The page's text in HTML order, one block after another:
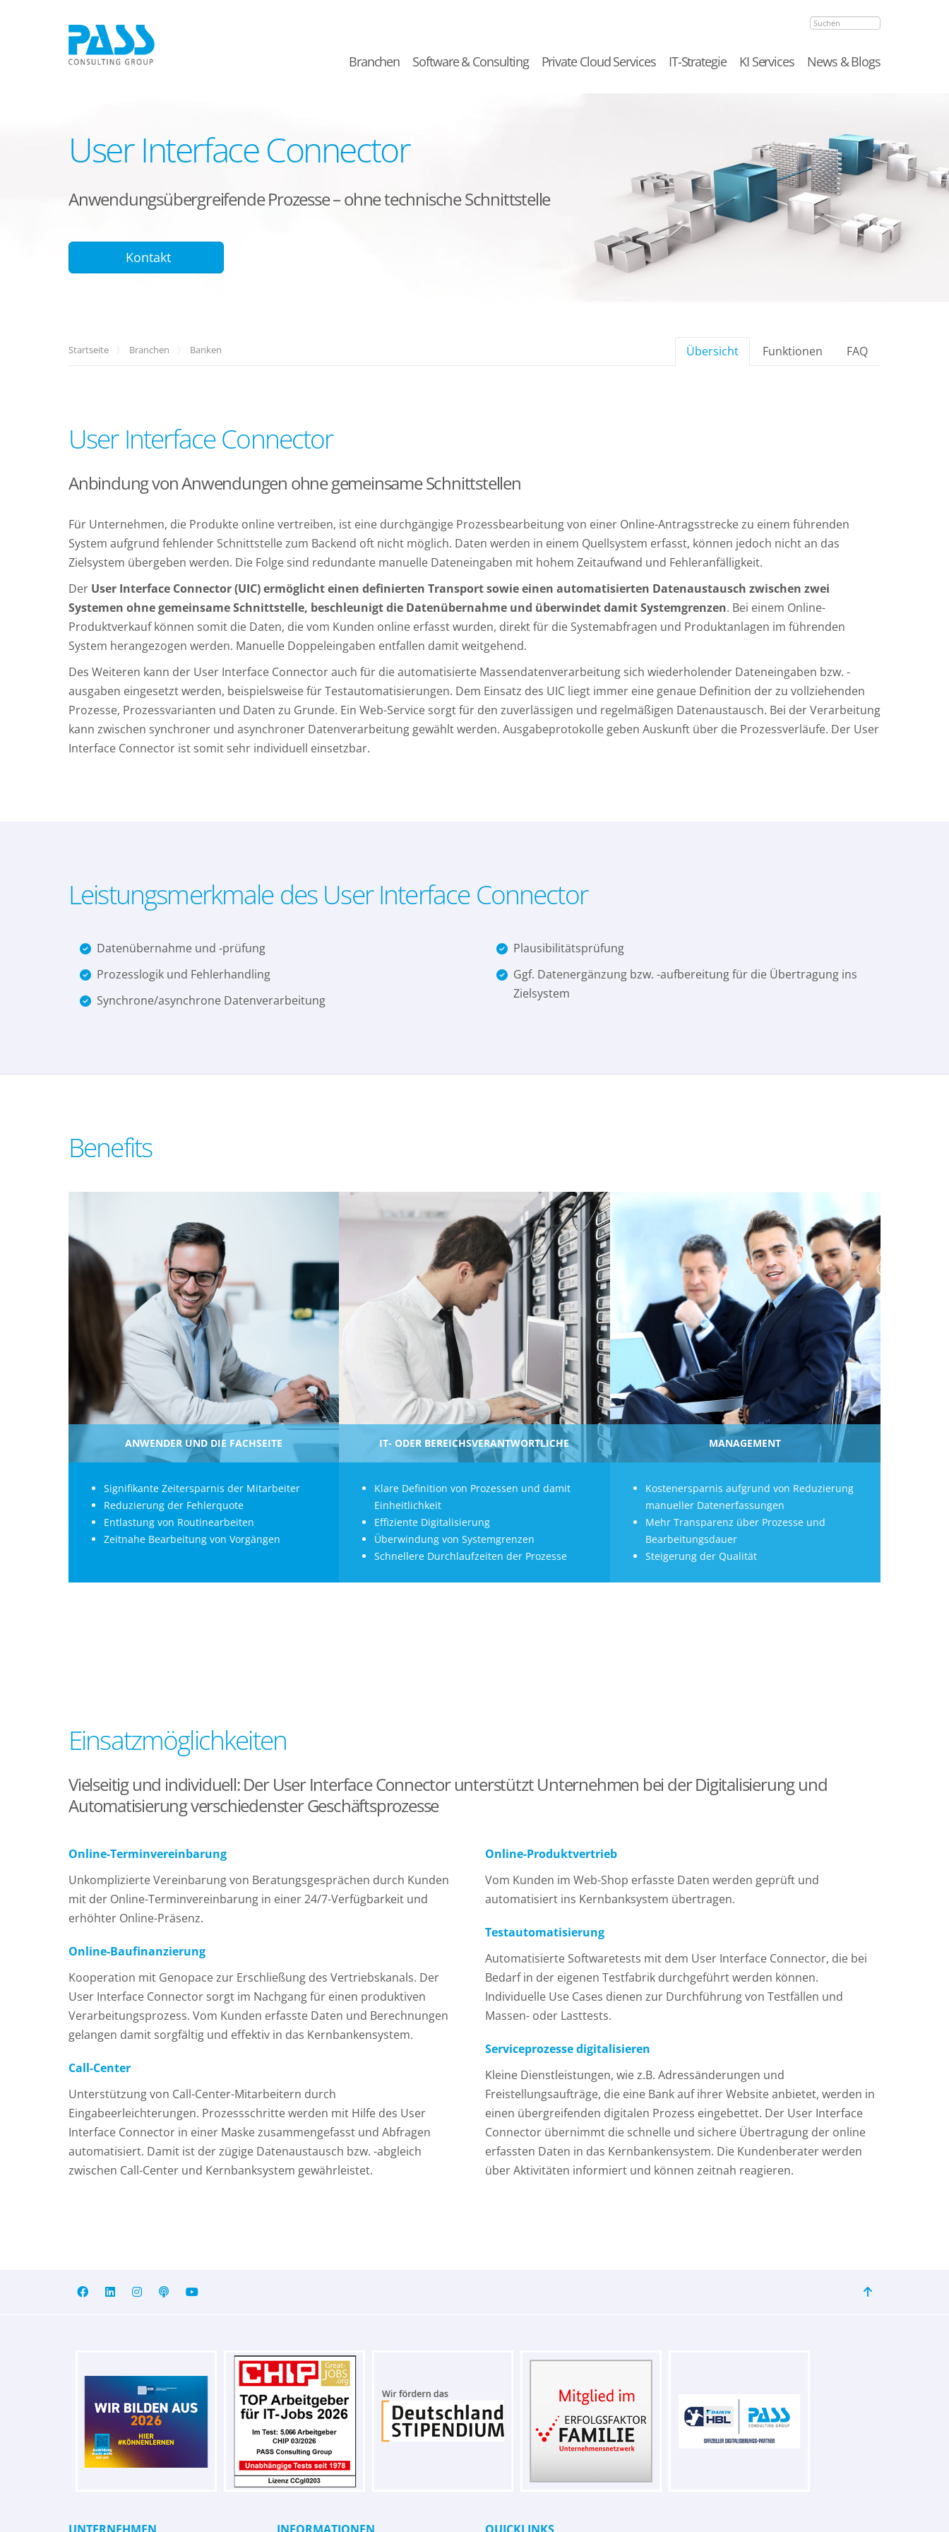
Suchen
Branchen Software & Consulting Private Cloud Services IT-Strategie KI Services News & Blogs
User Interface Connector
Anwendungsübergreifende Prozesse – ohne technische Schnittstelle
Kontakt
Startseite Branchen Banken Übersicht Funktionen FAQ
User Interface Connector
Anbindung von Anwendungen ohne gemeinsame Schnittstellen
Für Unternehmen, die Produkte online vertreiben, ist eine durchgängige Prozessbearbeitung von einer Online-Antragsstrecke zu einem führenden
System aufgrund fehlender Schnittstelle zum Backend oft nicht möglich. Daten werden in einem Quellsystem erfasst, können jedoch nicht an das
Zielsystem übergeben werden. Die Folge sind redundante manuelle Dateneingaben mit hohem Zeitaufwand und Fehleranfälligkeit.
Der User Interface Connector (UIC) ermöglicht einen definierten Transport sowie einen automatisierten Datenaustausch zwischen zwei
Systemen ohne gemeinsame Schnittstelle, beschleunigt die Datenübernahme und überwindet damit Systemgrenzen. Bei einem Online-
Produktverkauf können somit die Daten, die vom Kunden online erfasst wurden, direkt für die Systemabfragen und Produktanlagen im führenden
System herangezogen werden. Manuelle Doppeleingaben entfallen damit weitgehend.
Des Weiteren kann der User Interface Connector auch für die automatisierte Massendatenverarbeitung sich wiederholender Dateneingaben bzw. -
ausgaben eingesetzt werden, beispielsweise für Testautomatisierungen. Dem Einsatz des UIC liegt immer eine genaue Definition der zu vollziehenden
Prozesse, Prozessvarianten und Daten zu Grunde. Ein Web-Service sorgt für den zuverlässigen und regelmäßigen Datenaustausch. Bei der Verarbeitung
kann zwischen synchroner und asynchroner Datenverarbeitung gewählt werden. Ausgabeprotokolle geben Auskunft über die Prozessverläufe. Der User
Interface Connector ist somit sehr individuell einsetzbar.
Leistungsmerkmale des User Interface Connector
Datenübernahme und -prüfung
Prozesslogik und Fehlerhandling
Synchrone/asynchrone Datenverarbeitung
Plausibilitätsprüfung
Ggf. Datenergänzung bzw. -aufbereitung für die Übertragung ins
Zielsystem
Benefits
ANWENDER UND DIE FACHSEITE
Signifikante Zeitersparnis der Mitarbeiter
Reduzierung der Fehlerquote
Entlastung von Routinearbeiten
Zeitnahe Bearbeitung von Vorgängen
IT- ODER BEREICHSVERANTWORTLICHE
Klare Definition von Prozessen und damit
Einheitlichkeit
Effiziente Digitalisierung
Überwindung von Systemgrenzen
Schnellere Durchlaufzeiten der Prozesse
MANAGEMENT
Kostenersparnis aufgrund von Reduzierung
manueller Datenerfassungen
Mehr Transparenz über Prozesse und
Bearbeitungsdauer
Steigerung der Qualität
Einsatzmöglichkeiten
Vielseitig und individuell: Der User Interface Connector unterstützt Unternehmen bei der Digitalisierung und
Automatisierung verschiedenster Geschäftsprozesse
Online-Terminvereinbarung
Unkomplizierte Vereinbarung von Beratungsgesprächen durch Kunden
mit der Online-Terminvereinbarung in einer 24/7-Verfügbarkeit und
erhöhter Online-Präsenz.
Online-Baufinanzierung
Kooperation mit Genopace zur Erschließung des Vertriebskanals. Der
User Interface Connector sorgt im Nachgang für einen produktiven
Verarbeitungsprozess. Vom Kunden erfasste Daten und Berechnungen
gelangen damit sorgfältig und effektiv in das Kernbankensystem.
Call-Center
Unterstützung von Call-Center-Mitarbeitern durch
Eingabeerleichterungen. Prozessschritte werden mit Hilfe des User
Interface Connector in einer Maske zusammengefasst und Abfragen
automatisiert. Damit ist der zügige Datenaustausch bzw. -abgleich
zwischen Call-Center und Kernbanksystem gewährleistet.
Online-Produktvertrieb
Vom Kunden im Web-Shop erfasste Daten werden geprüft und
automatisiert ins Kernbanksystem übertragen.
Testautomatisierung
Automatisierte Softwaretests mit dem User Interface Connector, die bei
Bedarf in der eigenen Testfabrik durchgeführt werden können.
Individuelle Use Cases dienen zur Durchführung von Testfällen und
Massen- oder Lasttests.
Serviceprozesse digitalisieren
Kleine Dienstleistungen, wie z.B. Adressänderungen und
Freistellungsaufträge, die eine Bank auf ihrer Website anbietet, werden in
einen übergreifenden digitalen Prozess eingebettet. Der User Interface
Connector übernimmt die schnelle und sichere Übertragung der online
erfassten Daten in das Kernbankensystem. Die Kundenberater werden
über Aktivitäten informiert und können zeitnah reagieren.